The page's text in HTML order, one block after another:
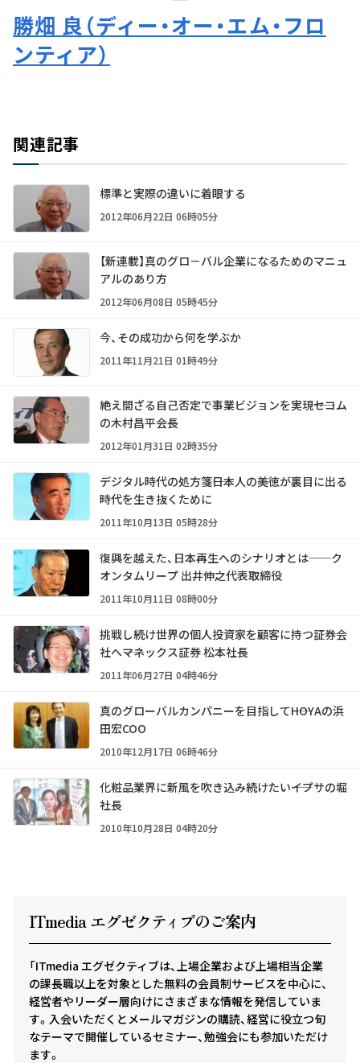
勝畑 良（ディー・オー・エム・フロ
ンティア）
関連記事
標準と実際の違いに着眼する
2012年06月22日 06時05分
【新連載】真のグロ－バル企業になるためのマニュ
アルのあり方
2012年06月08日 05時45分
今、その成功から何を学ぶか
2011年11月21日 01時49分
絶え間ざる自己否定で事業ビジョンを実現――セコム
の木村昌平会長
2012年01月31日 02時35分
デジタル時代の処方箋――日本人の美徳が裏目に出る
時代を生き抜くために
2011年10月13日 05時28分
復興を越えた、日本再生へのシナリオとは──ク
オンタムリープ 出井伸之代表取締役
2011年10月11日 08時00分
挑戦し続け世界の個人投資家を顧客に持つ証券会
社へ――マネックス証券 松本社長
2011年06月27日 04時46分
真のグローバルカンパニーを目指して――HOYAの浜
田宏COO
2010年12月17日 06時46分
化粧品業界に新風を吹き込み続けたい――イプサの堀
社長
2010年10月28日 04時20分
ITmedia エグゼクティ ブのご案内
「ITmedia エグゼクティブは、上場企業および上場相当企業
の課長職以上を対象とした無料の会員制サービスを中心に、
経営者やリーダー層向けにさまざまな情報を発信していま
す。入会いただくとメールマガジンの購読、経営に役立つ旬
なテーマで開催しているセミナー、勉強会にも参加いただけ
ます。